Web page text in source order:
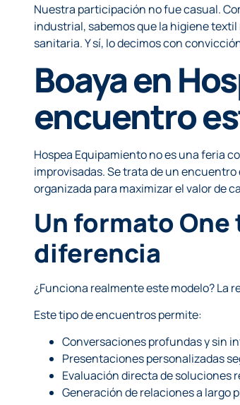
Nuestra participación no fue casual.
industrial, sabemos que la higiene
sanitaria. Y sí, lo decimos con
Boaya en
encuentro
Hospea Equipamiento no es una feria
improvisadas. Se trata de un
organizada para maximizar el valor de
Un formato One
diferencia
¿Funciona realmente este modelo? La
Este tipo de encuentros permite:
Conversaciones profundas y sin
Presentaciones personalizadas
Evaluación directa de soluciones
Generación de relaciones a largo